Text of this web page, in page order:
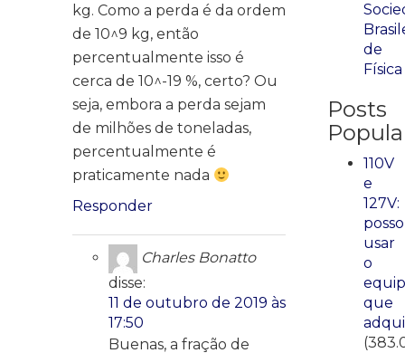
kg. Como a perda é da ordem
de 10^9 kg, então
percentualmente isso é
cerca de 10^-19 %, certo? Ou
seja, embora a perda sejam
de milhões de toneladas,
percentualmente é
praticamente nada
Responder
Charles Bonatto
disse:
11 de outubro de 2019 às
17:50
Buenas, a fração de
de
Física
Posts
110V
e
127V:
posso
usar
o
que